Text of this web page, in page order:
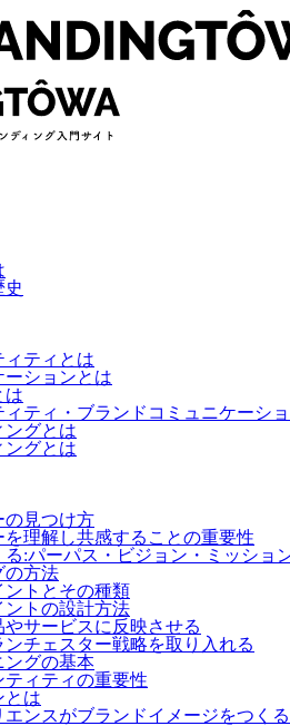
史
ィティとは
ーションとは
は
ティ・ブランドコミュニケーシ
ングとは
ングとは
の見つけ方
理解し共感することの重要性
:パーパス・ビジョン・ミッショ
の方法
ントとその種類
ントの設計方法
サービスに反映させる
チェスター戦略を取り入れる
ングの基本
ティティの重要性
とは
ンスがブランドイメージをつくる